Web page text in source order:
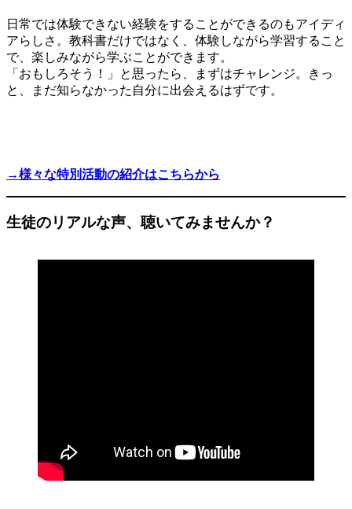
日常では体験できない経験をすることができるのもアイディ
アらしさ。教科書だけではなく、体験しながら学習すること
で、楽しみながら学ぶことができます。
「おもしろそう！」と思ったら、まずはチャレンジ。きっ
と、まだ知らなかった自分に出会えるはずです。
→様々な特別活動の紹介はこちらから
生徒のリアルな声、聴いてみませんか？